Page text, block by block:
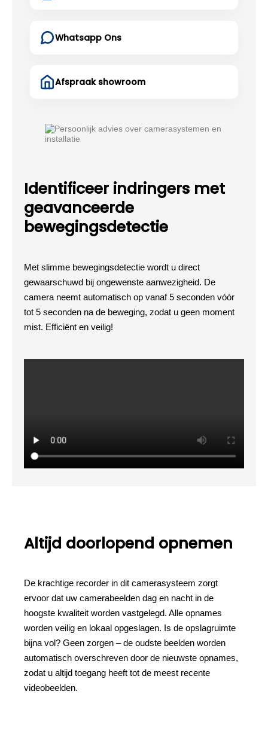
Whatsapp Ons
Afspraak showroom
Identificeer indringers met
geavanceerde
bewegingsdetectie
Met slimme bewegingsdetectie wordt u direct
gewaarschuwd bij ongewenste aanwezigheid. De
camera neemt automatisch op vanaf 5 seconden vóór
tot 5 seconden na de beweging, zodat u geen moment
mist. Efficiënt en veilig!
Altijd doorlopend opnemen
De krachtige recorder in dit camerasysteem zorgt
ervoor dat uw camerabeelden dag en nacht in de
hoogste kwaliteit worden vastgelegd. Alle opnames
worden veilig en lokaal opgeslagen. Is de opslagruimte
bijna vol? Geen zorgen – de oudste beelden worden
automatisch overschreven door de nieuwste opnames,
zodat u altijd toegang heeft tot de meest recente
videobeelden.